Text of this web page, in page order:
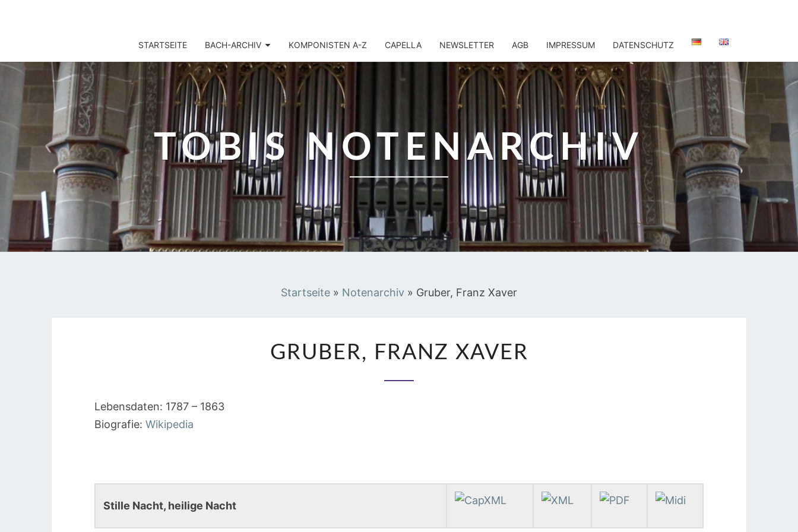
STARTSEITE BACH-ARCHIV KOMPONISTEN A-Z CAPELLA NEWSLETTER AGB IMPRESSUM DATENSCHUTZ
TOBIS NOTENARCHIV
Startseite » Notenarchiv » Gruber, Franz Xaver
FRANZ
GRUBER, FRANZ XAVER
Lebensdaten: 1787 – 1863
Biografie: Wikipedia
Stille Nacht, heilige Nacht